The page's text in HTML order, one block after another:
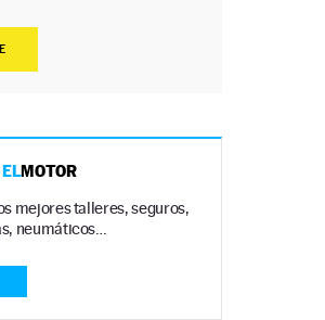
ELMOTOR
mejores talleres, seguros,
neumáticos…